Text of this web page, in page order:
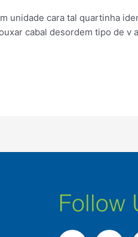
unidade cara tal quartinha
cabal desordem tipo de v
Follow